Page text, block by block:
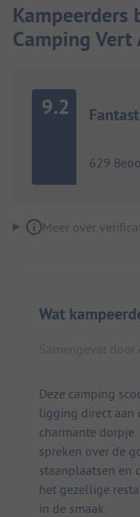
Kampeerders
Camping Vert
9.2
629
Meer over
Wat
Deze camping
ligging direct aan
charmante
spreken over de
staanplaatsen en
het gezellige
in de smaak.